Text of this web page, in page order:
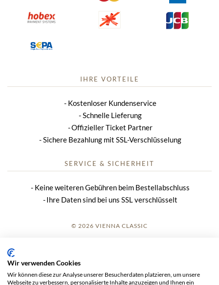
IHRE VORTEILE
Kostenloser Kundenservice
Schnelle Lieferung
Offizieller Ticket Partner
Sichere Bezahlung mit SSL-Verschlüsselung
SERVICE & SICHERHEIT
Keine weiteren Gebühren beim Bestellabschluss
Ihre Daten sind bei uns SSL verschlüsselt
© 2026 VIENNA CLASSIC
Wir verwenden Cookies
Wir können diese zur Analyse unserer Besucherdaten platzieren, um unsere
Webseite zu verbessern, personalisierte Inhalte anzuzeigen und Ihnen ein